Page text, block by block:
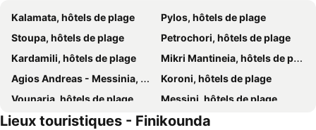
Kalamata, hôtels de plage
Pylos, hôtels de plage
Stoupa, hôtels de plage
Petrochori, hôtels de plage
Kardamili, hôtels de plage
Mikri Mantineia, hôtels de plage
Agios Andreas - Messinia, hôtels de plage
Koroni, hôtels de plage
Vounaria, hôtels de plage
Messini, hôtels de plage
Chrani, hôtels de plage
Methoni, hôtels de plage
Lieux touristiques - Finikounda